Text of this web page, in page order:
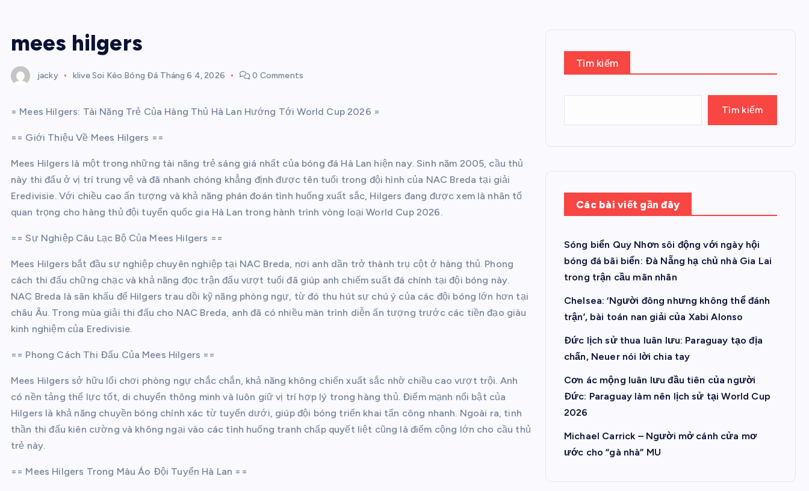
mees hilgers
jacky klive Soi Kèo Bóng Đá Tháng 6 4, 2026 0 Comments
= Mees Hilgers: Tài Năng Trẻ Của Hàng Thủ Hà Lan Hướng Tới World Cup 2026 =
== Giới Thiệu Về Mees Hilgers ==
Mees Hilgers là một trong những tài năng trẻ sáng giá nhất của bóng đá Hà Lan hiện nay. Sinh năm 2005, cầu thủ
này thi đấu ở vị trí trung vệ và đã nhanh chóng khẳng định được tên tuổi trong đội hình của NAC Breda tại giải
Eredivisie. Với chiều cao ấn tượng và khả năng phán đoán tình huống xuất sắc, Hilgers đang được xem là nhân tố
quan trọng cho hàng thủ đội tuyển quốc gia Hà Lan trong hành trình vòng loại World Cup 2026.
== Sự Nghiệp Câu Lạc Bộ Của Mees Hilgers ==
Mees Hilgers bắt đầu sự nghiệp chuyên nghiệp tại NAC Breda, nơi anh dần trở thành trụ cột ở hàng thủ. Phong
cách thi đấu chững chạc và khả năng đọc trận đấu vượt tuổi đã giúp anh chiếm suất đá chính tại đội bóng này.
NAC Breda là sân khấu để Hilgers trau dồi kỹ năng phòng ngự, từ đó thu hút sự chú ý của các đội bóng lớn hơn tại
châu Âu. Trong mùa giải thi đấu cho NAC Breda, anh đã có nhiều màn trình diễn ấn tượng trước các tiền đạo giàu
kinh nghiệm của Eredivisie.
== Phong Cách Thi Đấu Của Mees Hilgers ==
Mees Hilgers sở hữu lối chơi phòng ngự chắc chắn, khả năng không chiến xuất sắc nhờ chiều cao vượt trội. Anh
có nền tảng thể lực tốt, di chuyển thông minh và luôn giữ vị trí hợp lý trong hàng thủ. Điểm mạnh nổi bật của
Hilgers là khả năng chuyền bóng chính xác từ tuyến dưới, giúp đội bóng triển khai tấn công nhanh. Ngoài ra, tinh
thần thi đấu kiên cường và không ngại vào các tình huống tranh chấp quyết liệt cũng là điểm cộng lớn cho cầu thủ
trẻ này.
== Mees Hilgers Trong Màu Áo Đội Tuyển Hà Lan ==
Tìm kiếm
Tìm kiếm
Các bài viết gần đây
Sóng biển Quy Nhơn sôi động với ngày hội
bóng đá bãi biển: Đà Nẵng hạ chủ nhà Gia Lai
trong trận cầu mãn nhãn
Chelsea: ‘Người đông nhưng không thể đánh
trận’, bài toán nan giải của Xabi Alonso
Đức lịch sử thua luân lưu: Paraguay tạo địa
chấn, Neuer nói lời chia tay
Cơn ác mộng luân lưu đầu tiên của người
Đức: Paraguay làm nên lịch sử tại World Cup
2026
Michael Carrick – Người mở cánh cửa mơ
ước cho “gà nhà” MU